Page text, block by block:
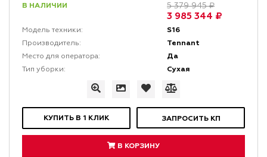
В НАЛИЧИИ 5 379 945 ₽
3 985 344 ₽
Модель техники: S16
Производитель: Tennant
Место для оператора: Да
Тип уборки: Сухая
КУПИТЬ В 1 КЛИК ЗАПРОСИТЬ КП
В КОРЗИНУ